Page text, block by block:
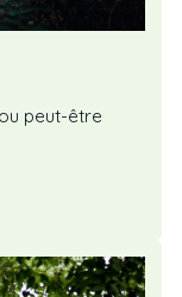
peut-être